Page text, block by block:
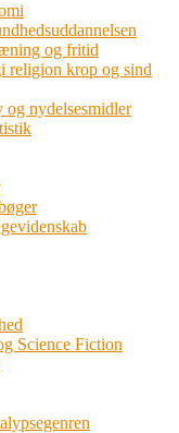
og fritid
religion krop og sind
og nydelsesmidler
Science Fiction